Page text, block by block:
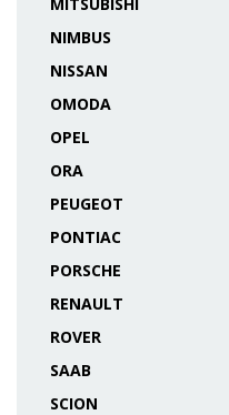
NIMBUS
NISSAN
OMODA
OPEL
ORA
PEUGEOT
PONTIAC
PORSCHE
RENAULT
ROVER
SAAB
SCION